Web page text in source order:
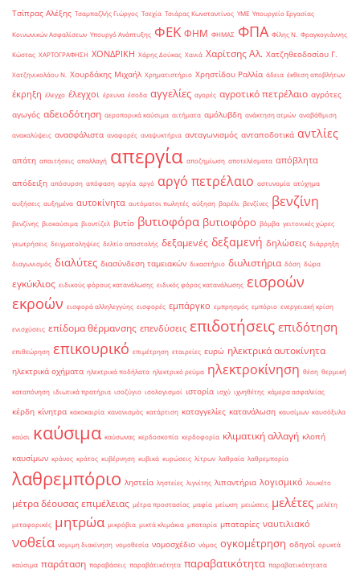
Τσίπρας Αλέξης Τσαμπαζλής Γιώργος Τσεχία Τσιάρας Κωνσταντίνος ΥΜΕ Υπουργείο Εργασίας
Κοινωνικών Ασφαλίσεων Υπουργό Ανάπτυξης ΦΕΚ ΦΗΜ ΦΗΜΑΣ ΦΠΑ Φίλης Ν. Φραγκογιάννης
Κώστας ΧΑΡΤΟΓΡΑΦΗΣΗ ΧΟΝΔΡΙΚΗ Χάρης Δούκας Χανιά Χαρίτσης Αλ. Χατζηθεοδοσίου Γ.
Χατζηνικολάου Ν. Χουρδάκης Μιχαήλ Χρηματιστήριο Χρηστίδου Ραλλία άδεια έκθεση αποβλήτων
έκρηξη έλεγχο έλεγχοι έρευνα έσοδα αγγελίες αγορές αγροτικό πετρέλαιο αγρότες
αγωγός αδειοδότηση αεροπορικά καύσιμα αιτήματα αμόλυβδη ανάκτηση ατμών αναβάθμιση
ανακαλύψεις ανασφάλιστα αναφορές αναψυκτήρια ανταγωνισμός ανταποδοτικά αντλίες
απάτη απαιτήσεις απαλλαγή απεργία αποζημίωση αποτελέσματα απόβλητα
απόδειξη απόσυρση απόφαση αργία αργό αργό πετρέλαιο αστυνομία ατύχημα
αυξήσεις αυξημένα αυτοκίνητα αυτόματοι πωλητές αύξηση βαρέλι βενζίνες βενζίνη
βενζίνης βιοκαύσιμα βιοντίζελ βυτίο βυτιοφόρα βυτιοφόρο βόμβα γειτονικές χώρες
γεωτρήσεις δειγματοληψίες δελτίο αποστολής δεξαμενές δεξαμενή δηλώσεις διάρρηξη
διαγωνισμός διαλύτες διασύνδεση ταμειακών δικαστήριο διυλιστήρια δόση δώρα
εγκύκλιος ειδικούς φόρους κατανάλωσης ειδικός φόρος κατανάλωσης εισροών
εκροών εισφορά αλληλεγγύης εισφορές εμπάργκο εμπρησμός εμπόριο ενεργειακή κρίση
ενισχύσεις επίδομα θέρμανσης επενδύσεις επιδοτήσεις επιδότηση
επιθεώρηση επικουρικό επιμέτρηση εταιρείες ευρώ ηλεκτρικά αυτοκίνητα
ηλεκτρικά οχήματα ηλεκτρικά ποδήλατα ηλεκτρικό ρεύμα ηλεκτροκίνηση θέση θερμική
καταπόνηση ιδιωτικά πρατήρια ισοζύγιο ισολογισμοί ιστορία ισχύ ιχνηθέτης κάμερα ασφαλείας
κέρδη κίνητρα κακοκαιρία κανονισμός κατάρτιση καταγγελίες κατανάλωση καυσίμων καυσόξυλα
καύσι καύσιμα καύσωνας κερδοσκοπία κερδοφορία κλιματική αλλαγή κλοπή
καυσίμων κράνος κράτος κυβέρνηση κυβικά κυρώσεις λίτρων λαθραία λαθρεμπορία
λαθρεμπόριο ληστεία ληστείες λιγνίτης λιπαντήρια λογισμικό λουκέτο
μέτρα δέουσας επιμέλειας μέτρα προστασίας μαφία μείωση μειώσεις μελέτες μελέτη
μεταφορικές μητρώα μικρόβια μικτά κλιμάκια μπαταρία μπαταρίες ναυτιλιακό
νοθεία νομιμη διακίνηση νομοθεσία νομοσχέδιο νόμος ογκομέτρηση οδηγοί ορυκτά
καύσιμα παράταση παραβάσεις παραβάτικότητα παραβατικότητα παραβατικότητατα